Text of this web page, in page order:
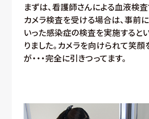
まずは、看護師さんによる血液検査
カメラ検査を受ける場合は、事前
いった感染症の検査を実施すると
りました。カメラを向けられて笑
が・・・完全に引きつってます。